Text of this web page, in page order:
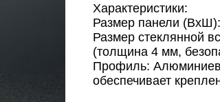
Характеристики:
Размер панели
Размер стеклянной
(толщина 4 мм,
Профиль:
обеспечивает